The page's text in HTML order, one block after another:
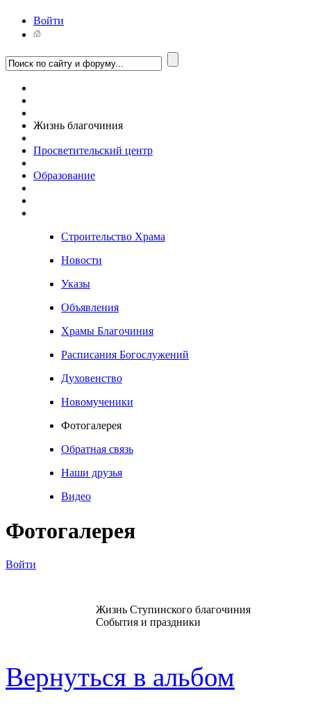
Войти
Жизнь благочиния
Просветительский центр
Образование
Строительство Храма
Новости
Указы
Объявления
Храмы Благочиния
Расписания Богослужений
Духовенство
Новомученики
Фотогалерея
Обратная связь
Наши друзья
Видео
Фотогалерея
Войти
Жизнь Ступинского благочиния
События и праздники
Вернуться в альбом